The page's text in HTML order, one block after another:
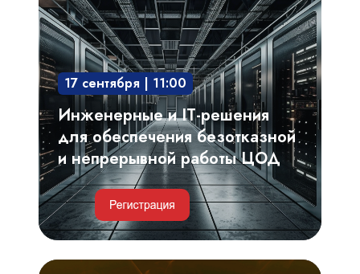
решения
для
обеспечения
безотказной
и
непрерывной
работы
ЦОД
17 сентября | 11:00
Инженерные и IT-решения
для обеспечения безотказной
и непрерывной работы ЦОД